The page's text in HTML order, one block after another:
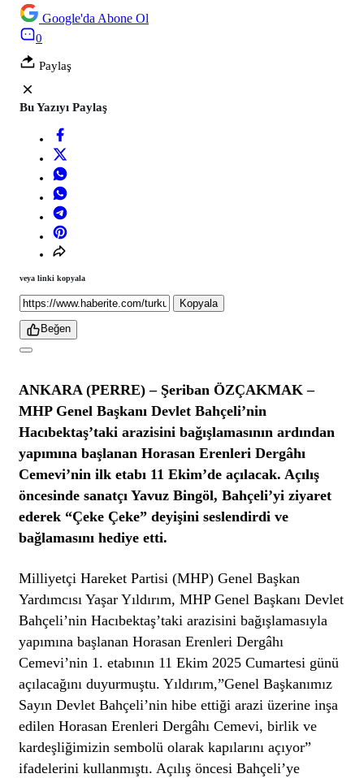
Google'da Abone Ol
0
Paylaş
Bu Yazıyı Paylaş
veya linki kopyala
Kopyala
Beğen
ANKARA (PERRE) – Şeriban ÖZÇAKMAK –
MHP Genel Başkanı Devlet Bahçeli’nin
Hacıbektaş’taki arazisini bağışlamasının ardından
yapımına başlanan Horasan Erenleri Dergâhı
Cemevi’nin ilk etabı 11 Ekim’de açılacak. Açılış
öncesinde sanatçı Yavuz Bingöl, Bahçeli’yi ziyaret
ederek “Çeke Çeke” deyişini seslendirdi ve
bağlamasını hediye etti.
Milliyetçi Hareket Partisi (MHP) Genel Başkan
Yardımcısı Yaşar Yıldırım, MHP Genel Başkanı Devlet
Bahçeli’nin Hacıbektaş’taki arazisini bağışlamasıyla
yapımına başlanan Horasan Erenleri Dergâhı
Cemevi’nin 1. etabının 11 Ekim 2025 Cumartesi günü
açılacağını duyurmuştu. Yıldırım,”Genel Başkanımız
Sayın Devlet Bahçeli’nin hibe ettiği arazi üzerine inşa
edilen Horasan Erenleri Dergâhı Cemevi, birlik ve
kardeşliğimizin sembolü olarak kapılarını açıyor”
ifadelerini kullanmıştı. Açılış öncesi Bahçeli’ye